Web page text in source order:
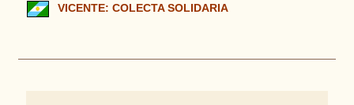
VICENTE: COLECTA SOLIDARIA